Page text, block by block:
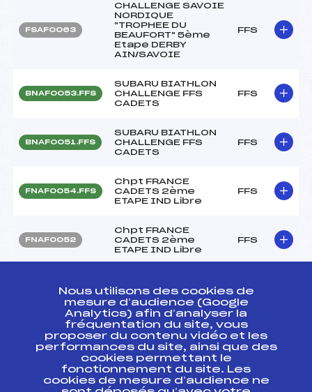
FSAF0063
CHALLENGE SAVOIE
NORDIQUE
"TROPHEE DU
BEAUFORT" 5ème
Etape DERBY
AIN/SAVOIE
FFS
BNAF0053.FFS
SUBARU BIATHLON
CHALLENGE FFS
CADETS
FFS
BNAF0051.FFS
SUBARU BIATHLON
CHALLENGE FFS
CADETS
FFS
FNAF0054.FFS
Chpt FRANCE
CADETS 2ème
ETAPE IND Libre
FFS
FNAF0052
Chpt FRANCE
CADETS 2ème
ETAPE IND Libre
FFS
FNAF0053.FFS
CADETS 1ère ETAPE
KO-QLF
FFS
FNAF0051
CHAMPIONNATS DE
FRANCE
CADETS00580
1ère ETAPE
Challenge Savoie
Nous utilisons des cookies de
mesure d’audience (Google
Analytics) afin d’analyser la
fréquentation du site, vous
proposer du contenu vidéo et les
performances du site, ainsi que des
cookies permettant le
fonctionnement du site. Les
cookies de mesure d’audience ne